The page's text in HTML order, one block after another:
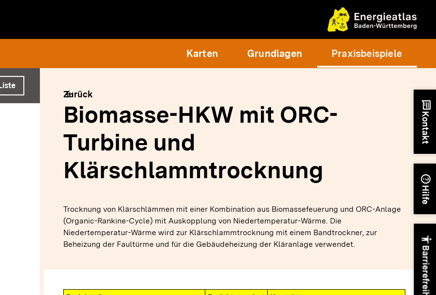
ausführen
Karten Grundlagen Praxisbeispiele
arrow_back
Zurück
Biomasse-HKW mit ORC-
Turbine und
Klärschlammtrocknung
Trocknung von Klärschlämmen mit einer Kombination aus Biomassefeuerung und ORC-Anlage
(Organic-Rankine-Cycle) mit Auskopplung von Niedertemperatur-Wärme. Die
Niedertemperatur-Wärme wird zur Klärschlammtrocknung mit einem Bandtrockner, zur
Beheizung der Faultürme und für die Gebäudeheizung der Kläranlage verwendet.
chat
Kontakt
help
Hilfe
accessibility
Barrierefreiheit